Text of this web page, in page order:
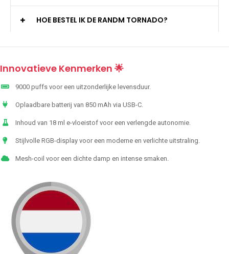
HOE BESTEL IK DE RANDM TORNADO?
Innovatieve Kenmerken 🌟
9000 puffs voor een uitzonderlijke levensduur.
Oplaadbare batterij van 850 mAh via USB-C.
Inhoud van 18 ml e-vloeistof voor een verlengde autonomie.
Stijlvolle RGB-display voor een moderne en verlichte uitstraling.
Mesh-coil voor een dichte damp en intense smaken.